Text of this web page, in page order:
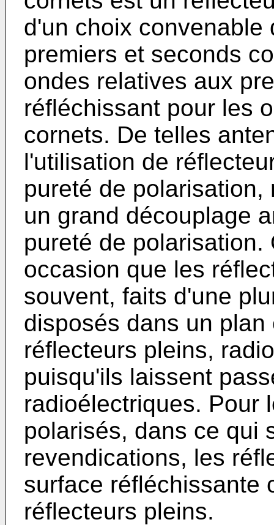
d'un choix convenable
premiers et seconds
ondes relatives aux
réfléchissant pour les
cornets. De telles
l'utilisation de
pureté de
un grand découplage
pureté de
occasion que les
souvent, faits d'une
disposés dans un
réflecteurs pleins,
puisqu'ils laissent
radioélectriques. Pour
polarisés, dans ce qui
revendications, les
surface réfléchissante
réflecteurs pleins.